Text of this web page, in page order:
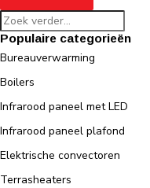
Populaire categorieën
Bureauverwarming
Boilers
Infrarood paneel met LED
Infrarood paneel plafond
Elektrische convectoren
Terrasheaters